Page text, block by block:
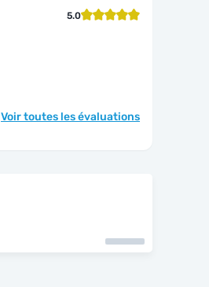
5.0
Voir toutes les évaluations